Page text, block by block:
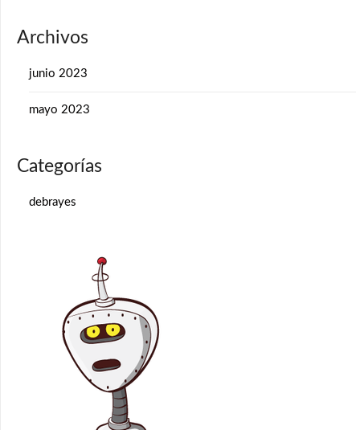
Archivos
junio 2023
mayo 2023
Categorías
debrayes